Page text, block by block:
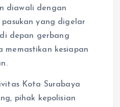
diawali dengan
yang digelar
depan gerbang
memastikan kesiapan
Kota Surabaya
pihak kepolisian